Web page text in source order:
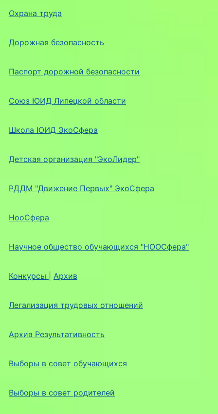
Охрана труда
Дорожная безопасность
Паспорт дорожной безопасности
Союз ЮИД Липецкой области
Школа ЮИД ЭкоСфера
Детская организация "ЭкоЛидер"
РДДМ "Движение Первых" ЭкоСфера
НооСфера
Научное общество обучающихся "НООСфера"
Конкурсы Архив
Легализация трудовых отношений
Архив Результативность
Выборы в совет обучающихся
Выборы в совет родителей